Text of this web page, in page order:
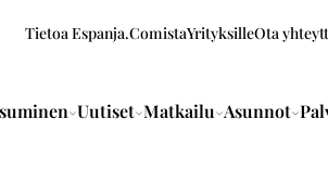
Tietoa Espanja.ComistaYrityksilleOta
Uutiset Matkailu Asunnot